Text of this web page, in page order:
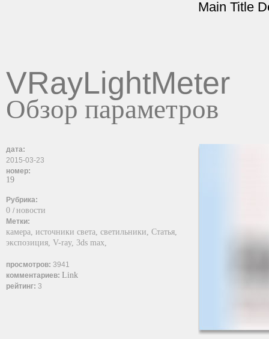
Main Title
VRayLightMeter
Обзор параметров
дата:
2015-03-23
номер:
19
Рубрика:
0 / новости
Метки:
камера, источники света, светильники, Статья,
экспозиция, V-ray, 3ds max,
просмотров: 3941
комментариев: Link
рейтинг: 3